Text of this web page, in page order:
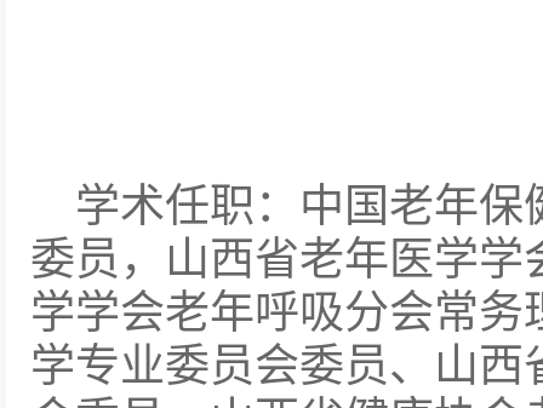
学术任职：中国老年
委员，山西省老年医学
学学会老年呼吸分会常
学专业委员会委员、山